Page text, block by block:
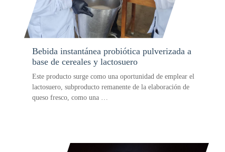
Bebida instantánea probiótica pulverizada a
base de cereales y lactosuero
Este producto surge como una oportunidad de emplear el
lactosuero, subproducto remanente de la elaboración de
queso fresco, como una …